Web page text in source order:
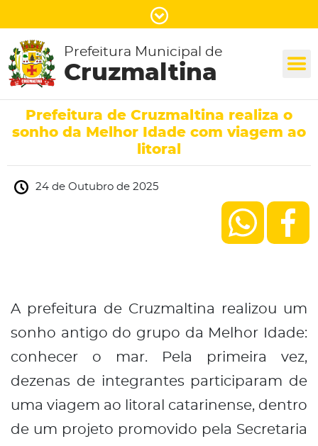
Prefeitura Municipal de
Cruzmaltina
Prefeitura de Cruzmaltina realiza o
sonho da Melhor Idade com viagem ao
litoral
24 de Outubro de 2025
A prefeitura de Cruzmaltina realizou um
sonho antigo do grupo da Melhor Idade:
conhecer o mar. Pela primeira vez,
dezenas de integrantes participaram de
uma viagem ao litoral catarinense, dentro
de um projeto promovido pela Secretaria